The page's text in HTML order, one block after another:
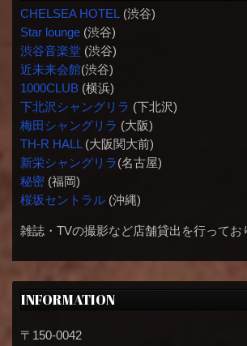
CHELSEA HOTEL (渋谷)
Star lounge(渋谷)
渋谷音楽堂(渋谷)
近未来会館(渋谷)
1000CLUB(横浜)
下北沢シャングリラ (下北沢)
梅田シャングリラ (大阪)
TH-R HALL(大阪関大前)
新栄シャングリラ(名古屋)
秘密(福岡)
桜坂セントラル(沖縄)
雑誌・TVの撮影など店舗貸出を行ってお
INFORMATION
〒150-0042